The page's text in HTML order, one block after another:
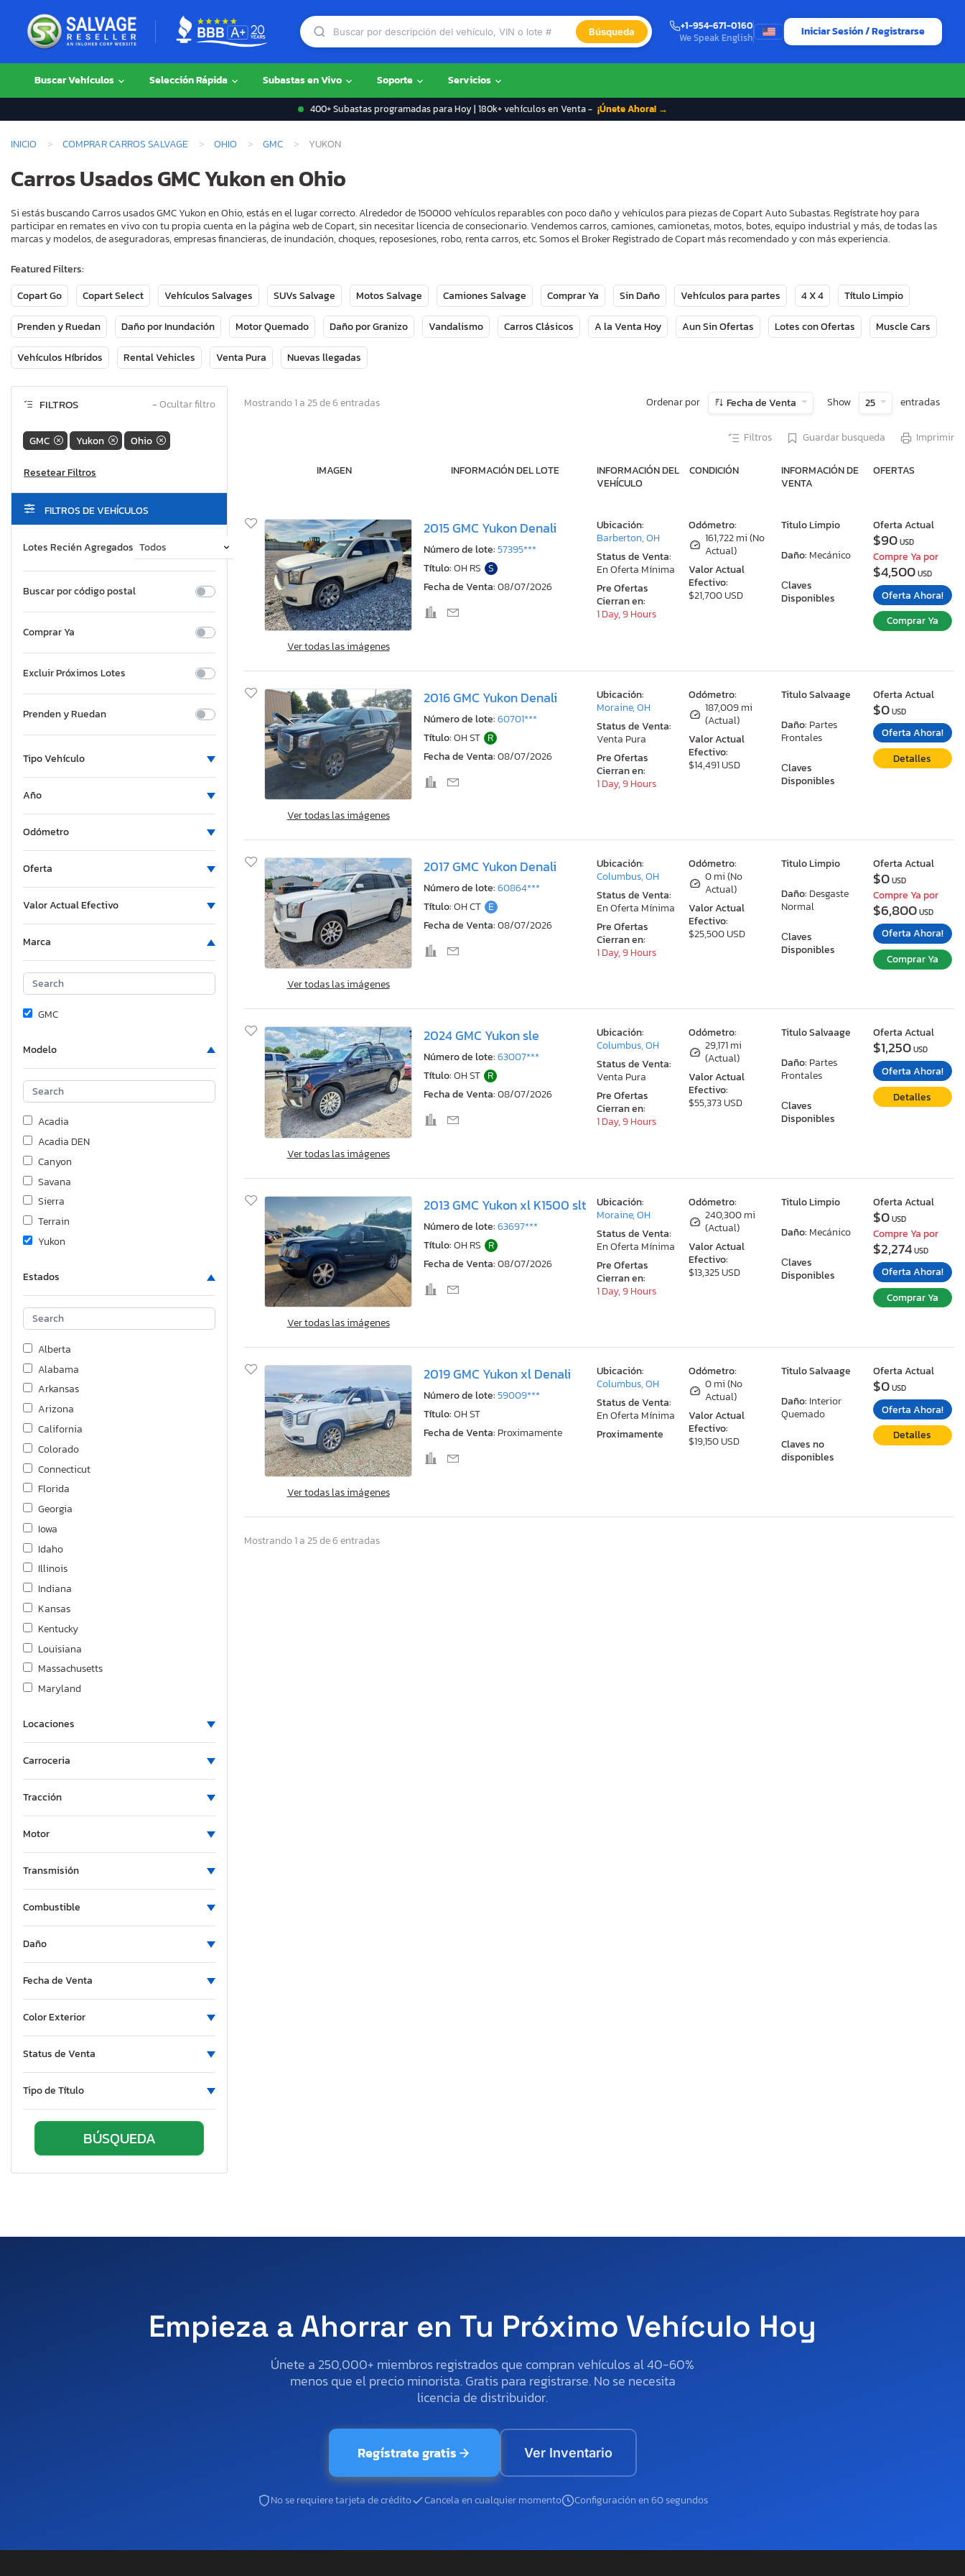
Búsqueda
+1-954-671-0160
We Speak English
Iniciar Sesión / Registrarse
Buscar Vehículos Selección Rápida Subastas en Vivo Soporte Servicios
400+ Subastas programadas para Hoy | 180k+ vehículos en Venta - ¡Únete Ahora! →
INICIO COMPRAR CARROS SALVAGE OHIO GMC YUKON
Carros Usados GMC Yukon en Ohio
Si estás buscando Carros usados GMC Yukon en Ohio, estás en el lugar correcto. Alrededor de 150000 vehículos reparables con poco daño y vehículos para piezas de Copart Auto Subastas. Regístrate hoy para
participar en remates en vivo con tu propia cuenta en la página web de Copart, sin necesitar licencia de consecionario. Vendemos carros, camiones, camionetas, motos, botes, equipo industrial y más, de todas las
marcas y modelos, de aseguradoras, empresas financieras, de inundación, choques, reposesiones, robo, renta carros, etc. Somos el Broker Registrado de Copart más recomendado y con más experiencia.
Featured Filters:
Copart Go
Copart Select Vehículos Salvages SUVs Salvage Motos Salvage Camiones Salvage Comprar Ya Sin Daño Vehículos para partes 4 X 4 Título Limpio
Prenden y Ruedan Daño por Inundación Motor Quemado Daño por Granizo Vandalismo Carros Clásicos A la Venta Hoy Aun Sin Ofertas Lotes con Ofertas Muscle Cars
Vehículos Híbridos Rental Vehicles Venta Pura Nuevas llegadas
FILTROS −Ocultar filtro
GMC Yukon Ohio
FILTROS DE VEHÍCULOS
Lotes Recién Agregados
Buscar por código postal
Comprar Ya
Excluir Próximos Lotes
Prenden y Ruedan
Tipo Vehículo
Año
Odómetro
Oferta
Valor Actual Efectivo
Marca
GMC
Modelo
Acadia
Acadia DEN
Canyon
Savana
Sierra
Terrain
Yukon
Estados
Alberta
Alabama
Arkansas
Arizona
California
Colorado
Connecticut
Florida
Georgia
Iowa
Idaho
Illinois
Indiana
Kansas
Kentucky
Louisiana
Massachusetts
Maryland
Michigan
Missouri
North Carolina
North Dakota
Nebraska
New Hampshire
New Jersey
New Mexico
Nevada
Ohio
Oregon
Rhode Island
South Carolina
South Dakota
Locaciones
Carroceria
Tracción
Motor
Transmisión
Combustible
Daño
Fecha de Venta
Color Exterior
Status de Venta
Tipo de Título
Mostrando 1 a 25 de 6 entradas Ordenar por Fecha de Venta Show 25 entradas
Filtros Guardar busqueda Imprimir
IMAGEN INFORMACIÓN DEL LOTE
INFORMACIÓN DEL
VEHÍCULO
CONDICIÓN
INFORMACIÓN DE
VENTA
OFERTAS
Ver todas las imágenes
2015 GMC Yukon Denali
Número de lote:57395***
Título:OH RS S
Fecha de Venta:08/07/2026
Odómetro:
161,722 mi (No
Actual)
Valor Actual
Efectivo:
$21,700 USD
Titulo Limpio
Daño: Mecánico
Сlaves
Disponibles
Ubicación:
Barberton, OH
Status de Venta:
En Oferta Mínima
Pre Ofertas
Cierran en:
1 Day, 9 Hours
Oferta Actual
$90USD
Compre Ya por
$4,500USD
Oferta Ahora!
Comprar Ya
Ver todas las imágenes
2016 GMC Yukon Denali
Número de lote:60701***
Título:OH ST R
Fecha de Venta:08/07/2026
Odómetro:
187,009 mi
(Actual)
Valor Actual
Efectivo:
$14,491 USD
Titulo Salvaage
Daño: Partes
Frontales
Сlaves
Disponibles
Ubicación:
Moraine, OH
Status de Venta:
Venta Pura
Pre Ofertas
Cierran en:
1 Day, 9 Hours
Oferta Actual
$0USD
Oferta Ahora!
Detalles
Ver todas las imágenes
2017 GMC Yukon Denali
Número de lote:60864***
Título:OH CT E
Fecha de Venta:08/07/2026
Odómetro:
0 mi (No
Actual)
Valor Actual
Efectivo:
$25,500 USD
Titulo Limpio
Daño: Desgaste
Normal
Сlaves
Disponibles
Ubicación:
Columbus, OH
Status de Venta:
En Oferta Mínima
Pre Ofertas
Cierran en:
1 Day, 9 Hours
Oferta Actual
$0USD
Compre Ya por
$6,800USD
Oferta Ahora!
Comprar Ya
Ver todas las imágenes
2024 GMC Yukon sle
Número de lote:63007***
Título:OH ST R
Fecha de Venta:08/07/2026
Odómetro:
29,171 mi
(Actual)
Valor Actual
Efectivo:
$55,373 USD
Titulo Salvaage
Daño: Partes
Frontales
Сlaves
Disponibles
Ubicación:
Columbus, OH
Status de Venta:
Venta Pura
Pre Ofertas
Cierran en:
1 Day, 9 Hours
Oferta Actual
$1,250USD
Oferta Ahora!
Detalles
Ver todas las imágenes
2013 GMC Yukon xl K1500 slt
Número de lote:63697***
Título:OH RS R
Fecha de Venta:08/07/2026
Odómetro:
240,300 mi
(Actual)
Valor Actual
Efectivo:
$13,325 USD
Titulo Limpio
Daño: Mecánico
Сlaves
Disponibles
Ubicación:
Moraine, OH
Status de Venta:
En Oferta Mínima
Pre Ofertas
Cierran en:
1 Day, 9 Hours
Oferta Actual
$0USD
Compre Ya por
$2,274USD
Oferta Ahora!
Comprar Ya
Ver todas las imágenes
2019 GMC Yukon xl Denali
Número de lote:59009***
Título:OH ST
Fecha de Venta: Proximamente
Odómetro:
0 mi (No
Actual)
Valor Actual
Efectivo:
$19,150 USD
Titulo Salvaage
Daño: Interior
Quemado
Claves no
disponibles
Ubicación:
Columbus, OH
Status de Venta:
En Oferta Mínima
Proximamente
Oferta Actual
$0USD
Oferta Ahora!
Detalles
Mostrando 1 a 25 de 6 entradas
Empieza a Ahorrar en Tu Próximo Vehículo Hoy
Únete a 250,000+ miembros registrados que compran vehículos al 40-60%
menos que el precio minorista. Gratis para registrarse. No se necesita
licencia de distribuidor.
Regístrate gratis Ver Inventario
No se requiere tarjeta de crédito Cancela en cualquier momento Configuración en 60 segundos